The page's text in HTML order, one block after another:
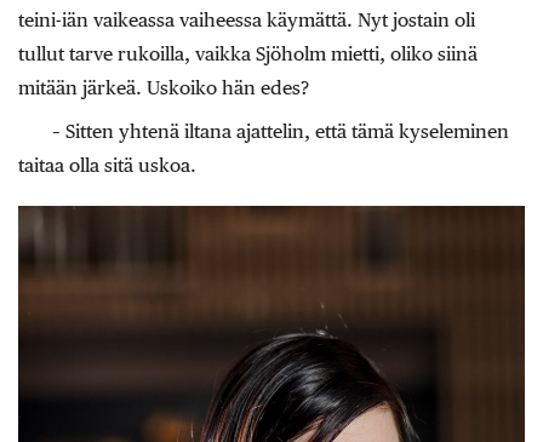
teini-iän vaikeassa vaiheessa käymättä. Nyt jostain oli
tullut tarve rukoilla, vaikka Sjöholm mietti, oliko siinä
mitään järkeä. Uskoiko hän edes?
– Sitten yhtenä iltana ajattelin, että tämä kyseleminen
taitaa olla sitä uskoa.